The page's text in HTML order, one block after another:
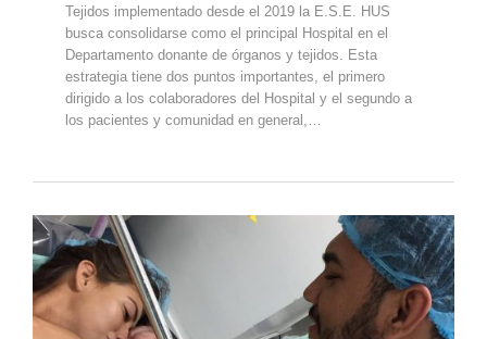
Tejidos implementado desde el 2019 la E.S.E. HUS
busca consolidarse como el principal Hospital en el
Departamento donante de órganos y tejidos. Esta
estrategia tiene dos puntos importantes, el primero
dirigido a los colaboradores del Hospital y el segundo a
los pacientes y comunidad en general,…